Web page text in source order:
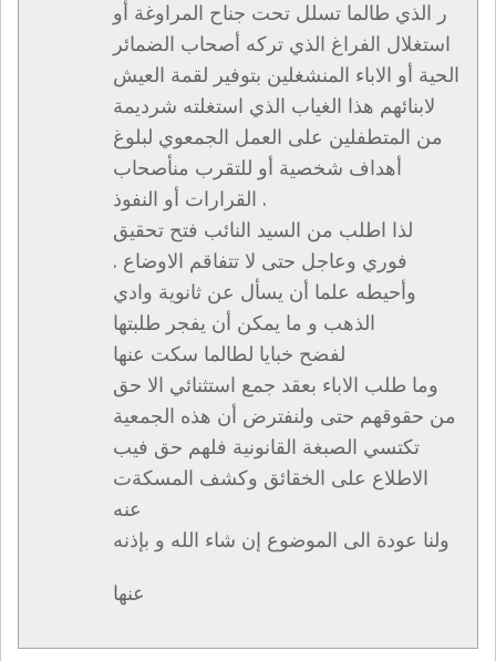
ر الذي طالما تسلل تحت جناح المراوغة أو
استغلال الفراغ الذي تركه أصحاب الضمائر
الحية أو الاباء المنشغلين بتوفير لقمة العيش
لابنائهم هذا الغياب الذي استغلته شرديمة
من المتطفلين على العمل الجمعوي لبلوغ
أهداف شخصية أو للتقرب منأصحاب
القرارات أو النفوذ .
لذا اطلب من السيد النائب فتح تحقيق
فوري وعاجل حتى لا تتفاقم الاوضاع .
وأحيطه علما أن يسأل عن ثانوية وادي
الذهب و ما يمكن أن يفجر طلبتها
لفضح خبايا لطالما سكت عنها
وما طلب الاباء بعقد جمع استثنائي الا حق
من حقوقهم حتى ولنفترض أن هذه الجمعية
تكتسي الصبغة القانونية فلهم حق فيب
الاطلاع على الخقائق وكشف المسكةت
عنه
ولنا عودة الى الموضوع إن شاء الله و بإذنه
عنها